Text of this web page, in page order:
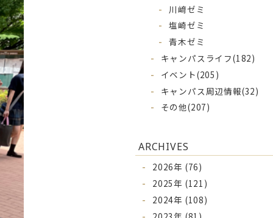
川﨑ゼミ
塩崎ゼミ
青木ゼミ
キャンパスライフ(182)
イベント(205)
キャンパス周辺情報(32)
その他(207)
ARCHIVES
2026年 (76)
2025年 (121)
2024年 (108)